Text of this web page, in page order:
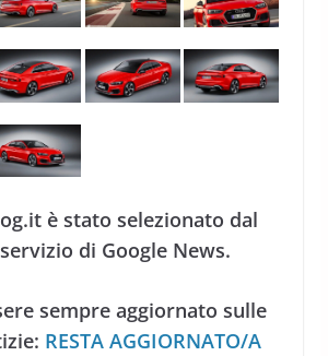
è stato selezionato dal
di Google News.
sempre aggiornato sulle
RESTA AGGIORNATO/A